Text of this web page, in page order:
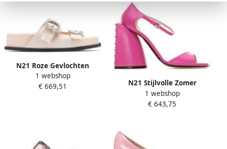
N21 Roze Gevlochten
Sandalen met Kristallen
Gespen Pink Dames
1 webshop
€ 669,51
N21 Stijlvolle Zomer
Sandalen Pink Dames
1 webshop
€ 643,75